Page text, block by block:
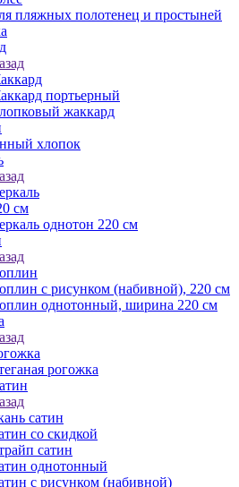
пляжных полотенец и простыней
портьерный
жаккард
хлопок
см
однотон 220 см
с рисунком (набивной), 220 см
однотонный, ширина 220 см
рогожка
сатин
со скидкой
сатин
однотонный
с рисунком (набивной)